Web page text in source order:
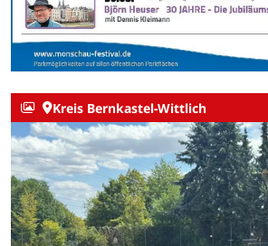
Kreis Bernkastel-Wittlich